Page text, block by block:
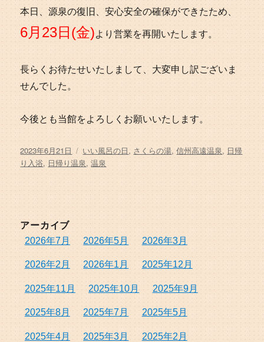
本日、源泉の復旧、安心安全の確保ができたため、
6月23日(金)より営業を再開いたします。
長らくお待たせいたしまして、大変申し訳ございま
せんでした。
今後とも当館をよろしくお願いいたします。
投
稿
日:
2023年6月21日
タ
グ
いい風呂の日, さくらの湯,信州高遠温泉, 日帰
り入浴, 日帰り温泉,温泉
アーカイブ
2026年7月 2026年5月 2026年3月
2026年2月 2026年1月 2025年12月
2025年11月 2025年10月 2025年9月
2025年8月 2025年7月 2025年5月
2025年4月 2025年3月 2025年2月